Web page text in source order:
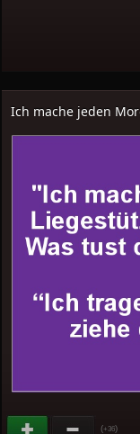
Ich mache jeden
(+36)